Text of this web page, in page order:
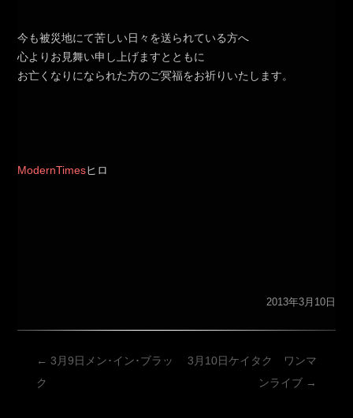
今も被災地にて苦しい日々を送られている方へ
心よりお見舞い申し上げますとともに
お亡くなりになられた方のご冥福をお祈りいたします。
ModernTimesヒロ
2013年3月10日
投
稿
← 3月9日メン･イン･ブラッ
ク
3月10日ケイタク ワンマ
ンライブ →